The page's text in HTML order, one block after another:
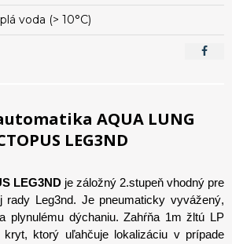
voda (> 10°C)
AQUA LUNG
LEG3ND
LEG3ND je záložný 2.stupeň vhodný pre
rady Leg3nd. Je pneumaticky vyvážený,
plynulému dýchaniu. Zahŕňa 1m žltú LP
ktorý uľahčuje lokalizáciu v prípade